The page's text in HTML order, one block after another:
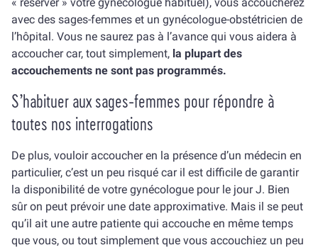
avec des sages-femmes et un gynécologue-obstétricien de
l’hôpital. Vous ne saurez pas à l’avance qui vous aidera à
accoucher car, tout simplement, la plupart des
accouchements ne sont pas programmés.
S’habituer aux sages-femmes pour répondre à
toutes nos interrogations
De plus, vouloir accoucher en la présence d’un médecin en
particulier, c’est un peu risqué car il est difficile de garantir
la disponibilité de votre gynécologue pour le jour J. Bien
sûr on peut prévoir une date approximative. Mais il se peut
qu’il ait une autre patiente qui accouche en même temps
que vous, ou tout simplement que vous accouchiez un peu